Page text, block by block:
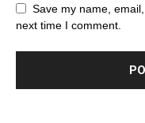
Save my name,
next time I comment.